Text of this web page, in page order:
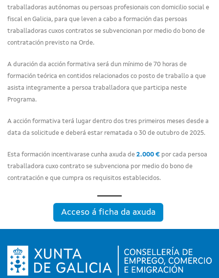
traballadoras autónomas ou persoas profesionais con domicilio social e
fiscal en Galicia, para que leven a cabo a formación das persoas
traballadoras cuxos contratos se subvencionan por medio do bono de
contratación previsto na Orde.
A duración da acción formativa será dun mínimo de 70 horas de
formación teórica en contidos relacionados co posto de traballo a que
asista integramente a persoa traballadora que participa neste
Programa.
A acción formativa terá lugar dentro dos tres primeiros meses desde a
data da solicitude e deberá estar rematada o 30 de outubro de 2025.
Esta formación incentivarase cunha axuda de 2.000 € por cada persoa
traballadora cuxo contrato se subvenciona por medio do bono de
contratación e que cumpra os requisitos establecidos.
Acceso á ficha da axuda